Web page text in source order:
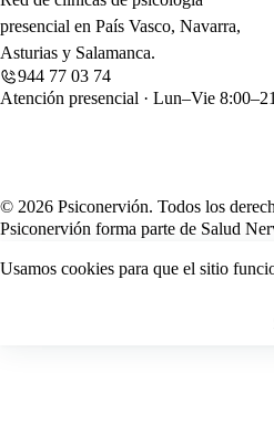
presencial en País Vasco, Navarra,
Asturias y Salamanca.
944 77 03 74
Atención presencial · Lun–Vie
© 2026 Psiconervión. Todos los
Psiconervión forma parte de Salud
Usamos cookies para que el sitio